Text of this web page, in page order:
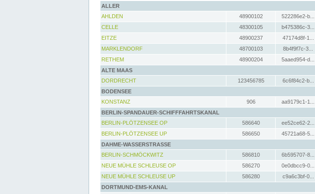
ALLER
AHLDEN
48900102 522286e2-b...
CELLE
48300105 b475386c-3...
EITZE
48900237 47174d8f-1...
MARKLENDORF
48700103 8b4f9f7c-3...
RETHEM
48900204 5aaed954-d...
ALTE MAAS
DORDRECHT
123456785 6c6f84c2-b...
BODENSEE
KONSTANZ
906 aa9179c1-1...
BERLIN-SPANDAUER-SCHIFFFAHRTSKANAL
BERLIN-PLÖTZENSEE OP
586640 ee52ce62-2...
BERLIN-PLÖTZENSEE UP
586650 45721a68-5...
DAHME-WASSERSTRASSE
BERLIN-SCHMÖCKWITZ
586810 6b595707-8...
NEUE MÜHLE SCHLEUSE OP
586270 0e0dbcc9-0...
NEUE MÜHLE SCHLEUSE UP
586280 c9a6c3bf-0...
DORTMUND-EMS-KANAL